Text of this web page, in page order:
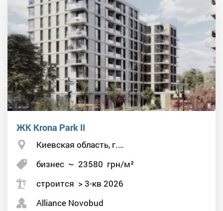
ЖК Krona Park II
Киевская область, г.…
бизнес ~ 23580 грн/м²
строится > 3-кв 2026
Alliance Novobud